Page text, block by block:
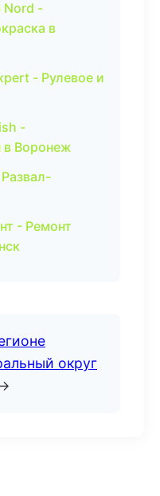
Nord -
в
- Рулевое и
-
в Воронеж
- Ремонт
округ